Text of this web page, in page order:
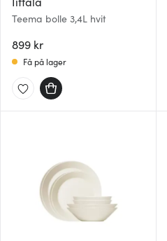
Teema bolle 3,4L hvit
899 kr
Få på lager